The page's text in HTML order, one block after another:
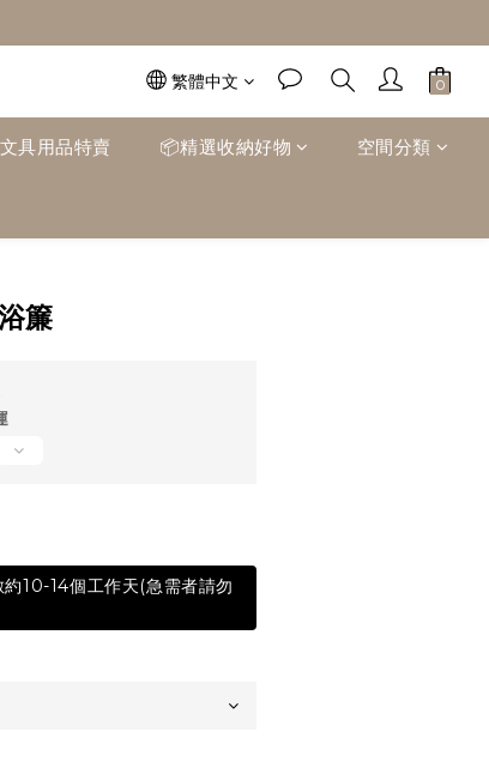
繁體中文
具用品特賣 📦精選收納好物 空間分類
簾
10-14個工作天(急需者請勿